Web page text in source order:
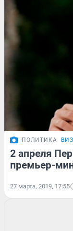
ПОЛИТИКА
2 апреля
премьер-
27 марта, 2019, 17:55